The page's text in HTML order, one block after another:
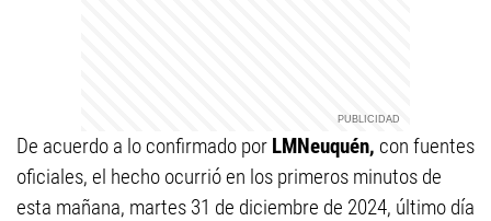
De acuerdo a lo confirmado por LMNeuquén, con fuentes
oficiales, el hecho ocurrió en los primeros minutos de
esta mañana, martes 31 de diciembre de 2024, último día